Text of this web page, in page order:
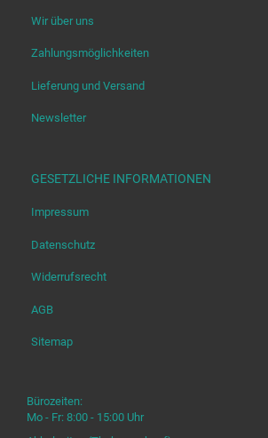
Wir über uns
Zahlungsmöglichkeiten
Lieferung und Versand
Newsletter
GESETZLICHE INFORMATIONEN
Impressum
Datenschutz
Widerrufsrecht
AGB
Sitemap
Bürozeiten:
Mo - Fr: 8:00 - 15:00 Uhr